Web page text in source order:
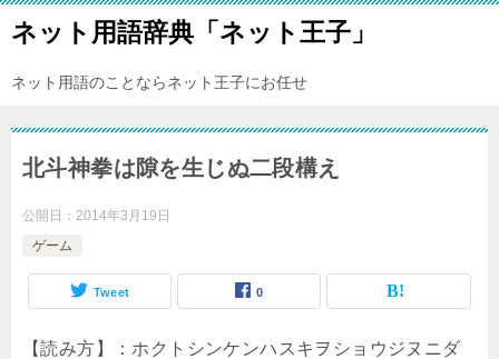
ネット用語辞典「ネット王子」
ネット用語のことならネット王子にお任せ
北斗神拳は隙を生じぬ二段構え
公開日： 2014年3月19日
ゲーム
Tweet 0
【読み方】：ホクトシンケンハスキヲショウジヌニダ